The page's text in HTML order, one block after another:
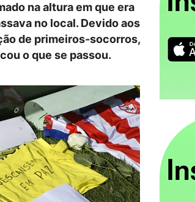
na altura em que era
no local. Devido aos
de primeiros-socorros,
o que se passou.